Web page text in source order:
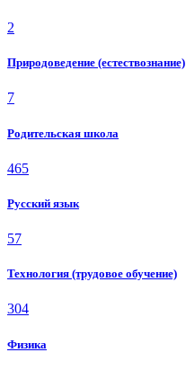
2
Природоведение (естествознание)
7
Родительская школа
465
Русский язык
57
Технология (трудовое обучение)
304
Физика